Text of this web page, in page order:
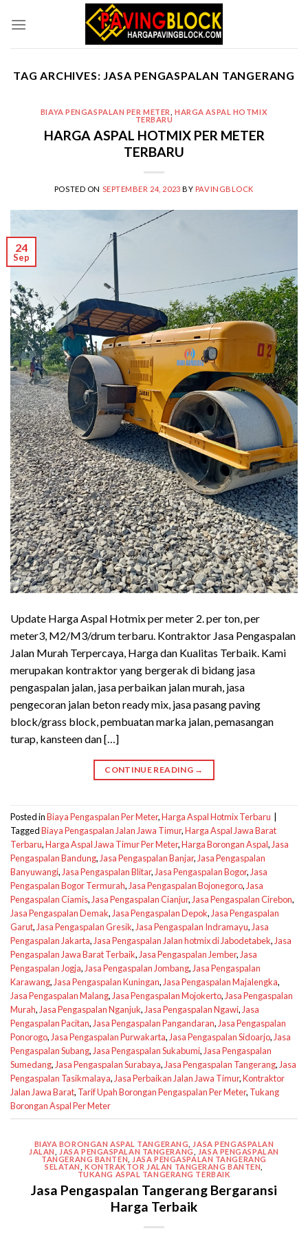
TAG ARCHIVES: JASA PENGASPALAN TANGERANG
BIAYA PENGASPALAN PER METER ,HARGA ASPAL HOTMIX
TERBARU
HARGA ASPAL HOTMIX PER METER
TERBARU
POSTED ON SEPTEMBER 24, 2023 BY PAVINGBLOCK
24
Sep
Update Harga Aspal Hotmix per meter 2. per ton, per
meter3, M2/M3/drum terbaru. Kontraktor Jasa Pengaspalan
Jalan Murah Terpercaya, Harga dan Kualitas Terbaik. Kami
merupakan kontraktor yang bergerak di bidang jasa
pengaspalan jalan, jasa perbaikan jalan murah, jasa
pengecoran jalan beton ready mix, jasa pasang paving
block/grass block, pembuatan marka jalan, pemasangan
turap, kansteen dan […]
CONTINUE READING →
Posted inBiaya Pengaspalan Per Meter,Harga Aspal Hotmix Terbaru
TaggedBiaya Pengaspalan Jalan Jawa Timur,Harga Aspal Jawa Barat
Terbaru,Harga Aspal Jawa Timur Per Meter,Harga Borongan Aspal,Jasa
Pengaspalan Bandung,Jasa Pengaspalan Banjar,Jasa Pengaspalan
Banyuwangi,Jasa Pengaspalan Blitar,Jasa Pengaspalan Bogor,Jasa
Pengaspalan Bogor Termurah,Jasa Pengaspalan Bojonegoro,Jasa
Pengaspalan Ciamis,Jasa Pengaspalan Cianjur,Jasa Pengaspalan Cirebon,
Jasa Pengaspalan Demak,Jasa Pengaspalan Depok,Jasa Pengaspalan
Garut,Jasa Pengaspalan Gresik,Jasa Pengaspalan Indramayu,Jasa
Pengaspalan Jakarta,Jasa Pengaspalan Jalan hotmix di Jabodetabek,Jasa
Pengaspalan Jawa Barat Terbaik,Jasa Pengaspalan Jember,Jasa
Pengaspalan Jogja,Jasa Pengaspalan Jombang,Jasa Pengaspalan
Karawang,Jasa Pengaspalan Kuningan,Jasa Pengaspalan Majalengka,
Jasa Pengaspalan Malang,Jasa Pengaspalan Mojokerto,Jasa Pengaspalan
Murah,Jasa Pengaspalan Nganjuk,Jasa Pengaspalan Ngawi,Jasa
Pengaspalan Pacitan,Jasa Pengaspalan Pangandaran,Jasa Pengaspalan
Ponorogo,Jasa Pengaspalan Purwakarta,Jasa Pengaspalan Sidoarjo,Jasa
Pengaspalan Subang,Jasa Pengaspalan Sukabumi,Jasa Pengaspalan
Sumedang,Jasa Pengaspalan Surabaya,Jasa Pengaspalan Tangerang,Jasa
Pengaspalan Tasikmalaya,Jasa Perbaikan Jalan Jawa Timur,Kontraktor
Jalan Jawa Barat, Tarif Upah Borongan Pengaspalan Per Meter, Tukang
Borongan Aspal Per Meter
BIAYA BORONGAN ASPAL TANGERANG
JASA PENGASPALAN
JALAN
JASA PENGASPALAN TANGERANG
JASA PENGASPALAN
TANGERANG BANTEN
JASA PENGASPALAN TANGERANG
SELATAN
KONTRAKTOR JALAN TANGERANG BANTEN
TUKANG ASPAL TANGERANG TERBAIK
Jasa Pengaspalan Tangerang Bergaransi
Harga Terbaik